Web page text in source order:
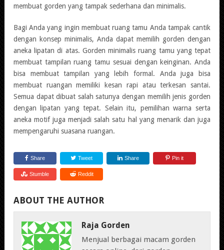
membuat gorden yang tampak sederhana dan minimalis.
Bagi Anda yang ingin membuat ruang tamu Anda tampak cantik
dengan konsep minimalis, Anda dapat memilih gorden dengan
aneka lipatan di atas. Gorden minimalis ruang tamu yang tepat
membuat tampilan ruang tamu sesuai dengan keinginan. Anda
bisa membuat tampilan yang lebih formal. Anda juga bisa
membuat ruangan memiliki kesan rapi atau terkesan santai.
Semua dapat dibuat salah satunya dengan memilih jenis gorden
dengan lipatan yang tepat. Selain itu, pemilihan warna serta
aneka motif juga menjadi salah satu hal yang menarik dan juga
mempengaruhi suasana ruangan.
Share Tweet Share Pin it
Stumble Reddit
ABOUT THE AUTHOR
Raja Gorden
Menjual berbagai macam gorden